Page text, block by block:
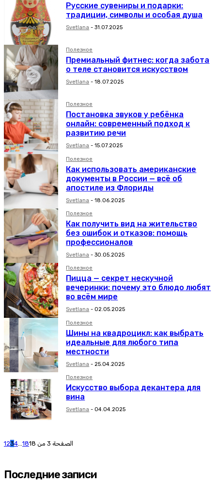
Русские сувениры и подарки:
традиции, символы и особая душа
Svetlana - 31.07.2025
Полезное
Премиальный фитнес: когда забота
о теле становится искусством
Svetlana - 18.07.2025
Полезное
Постановка звуков у ребёнка
онлайн: современный подход к
развитию речи
Svetlana - 15.07.2025
Полезное
Как использовать американские
документы в России — всё об
апостиле из Флориды
Svetlana - 18.06.2025
Полезное
Как получить вид на жительство
без ошибок и отказов: помощь
профессионалов
Svetlana - 30.05.2025
Полезное
Пицца — секрет нескучной
вечеринки: почему это блюдо любят
во всём мире
Svetlana - 02.05.2025
Полезное
Шины на квадроцикл: как выбрать
идеальные для любого типа
местности
Svetlana - 25.04.2025
Полезное
Искусство выбора декантера для
вина
Svetlana - 04.04.2025
1234...18 الصفحة 3 من 18
Последние записи